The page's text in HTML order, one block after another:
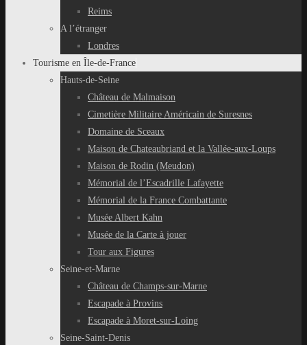
Reims
A l’étranger
Londres
Tourisme en Île-de-France
Hauts-de-Seine
Château de Malmaison
Cimetière Militaire Américain de Suresnes
Domaine de Sceaux
Maison de Chateaubriand et la Vallée-aux-Loups
Maison de Rodin (Meudon)
Mémorial de l’Escadrille Lafayette
Mémorial de la France Combattante
Musée Albert Kahn
Musée de la Carte à jouer
Tour aux Figures
Seine-et-Marne
Château de Champs-sur-Marne
Escapade à Provins
Escapade à Moret-sur-Loing
Seine-Saint-Denis